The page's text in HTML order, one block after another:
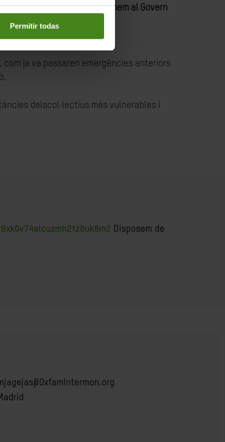
Permitir todas
Per això,demanem al Govern
les ja existents.
, com ja va passaren emergències anteriors
delscol·lectius més vulnerables i
Disposem de